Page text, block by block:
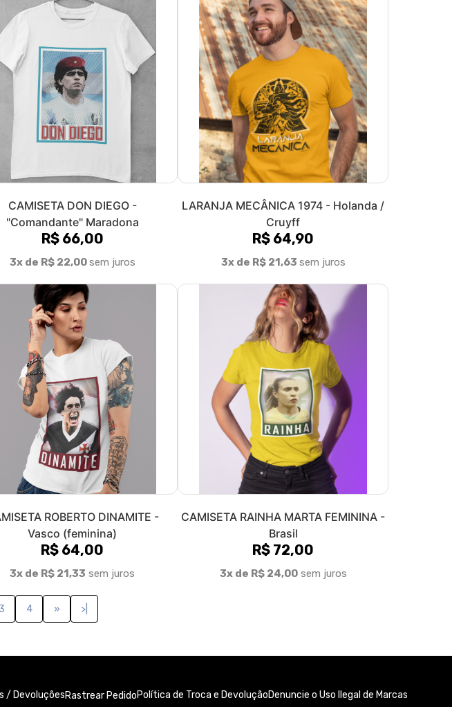
CAMISETA DON DIEGO -
"Comandante" Maradona
R$ 66,00
3x de R$ 22,00sem juros
LARANJA MECÂNICA 1974 - Holanda /
Cruyff
R$ 64,90
3x de R$ 21,63 sem juros
ROBERTO DINAMITE -
Vasco (feminina)
R$ 64,00
3x de R$ 21,33 sem juros
CAMISETA RAINHA MARTA FEMININA -
Brasil
R$ 72,00
3x de R$ 24,00sem juros
3 4 » >|
/ DevoluçõesRastrear PedidoPolítica de Troca e DevoluçãoDenuncie o Uso Ilegal de Marcas